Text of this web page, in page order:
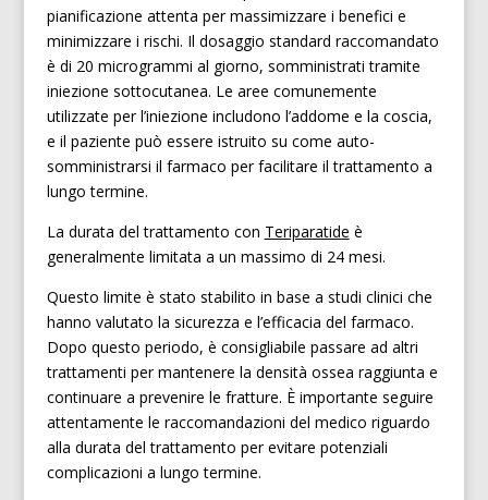
pianificazione attenta per massimizzare i benefici e
minimizzare i rischi. Il dosaggio standard raccomandato
è di 20 microgrammi al giorno, somministrati tramite
iniezione sottocutanea. Le aree comunemente
utilizzate per l’iniezione includono l’addome e la coscia,
e il paziente può essere istruito su come auto-
somministrarsi il farmaco per facilitare il trattamento a
lungo termine.
La durata del trattamento con Teriparatide è
generalmente limitata a un massimo di 24 mesi.
Questo limite è stato stabilito in base a studi clinici che
hanno valutato la sicurezza e l’efficacia del farmaco.
Dopo questo periodo, è consigliabile passare ad altri
trattamenti per mantenere la densità ossea raggiunta e
continuare a prevenire le fratture. È importante seguire
attentamente le raccomandazioni del medico riguardo
alla durata del trattamento per evitare potenziali
complicazioni a lungo termine.